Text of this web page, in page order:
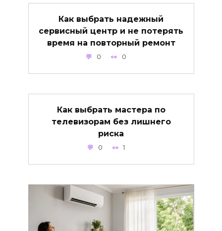
Как выбрать надежный
сервисный центр и не потерять
время на повторный ремонт
0 0
Как выбрать мастера по
телевизорам без лишнего
риска
0 1